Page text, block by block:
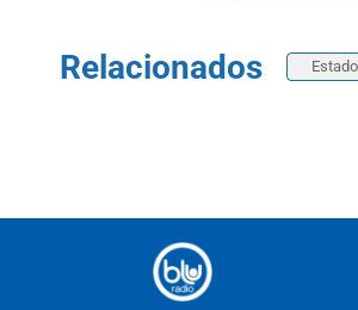
Relacionados